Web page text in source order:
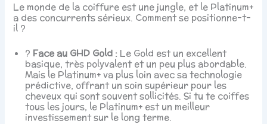
Le monde de la coiffure est une jungle, et le Platinum+
a des concurrents sérieux. Comment se positionne-t-
il ?
? Face au GHD Gold : Le Gold est un excellent
basique, très polyvalent et un peu plus abordable.
Mais le Platinum+ va plus loin avec sa technologie
prédictive, offrant un soin supérieur pour les
cheveux qui sont souvent sollicités. Si tu te coiffes
tous les jours, le Platinum+ est un meilleur
investissement sur le long terme.